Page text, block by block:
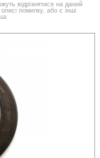
відрізнятися на даний
помилку, або є інші